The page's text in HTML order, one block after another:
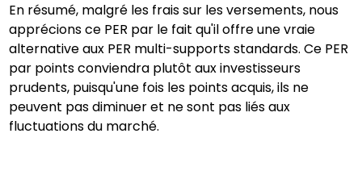
En résumé, malgré les frais sur les versements, nous
apprécions ce PER par le fait qu'il offre une vraie
alternative aux PER multi-supports standards. Ce PER
par points conviendra plutôt aux investisseurs
prudents, puisqu'une fois les points acquis, ils ne
peuvent pas diminuer et ne sont pas liés aux
fluctuations du marché.